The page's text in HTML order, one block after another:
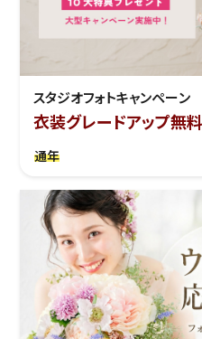
スタジオフォトキャンペーン
衣装グレードアップ無
通年